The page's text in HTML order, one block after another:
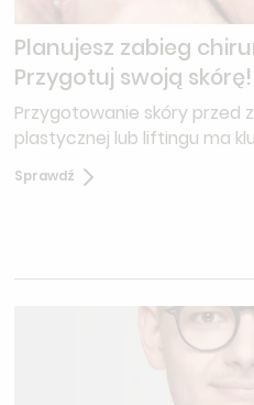
Planujesz zabieg
Przygotuj swoją skórę!
Przygotowanie skóry przed
plastycznej lub liftingu ma
efektu końcowego i
Odpowiednio dobrane
Sprawdź